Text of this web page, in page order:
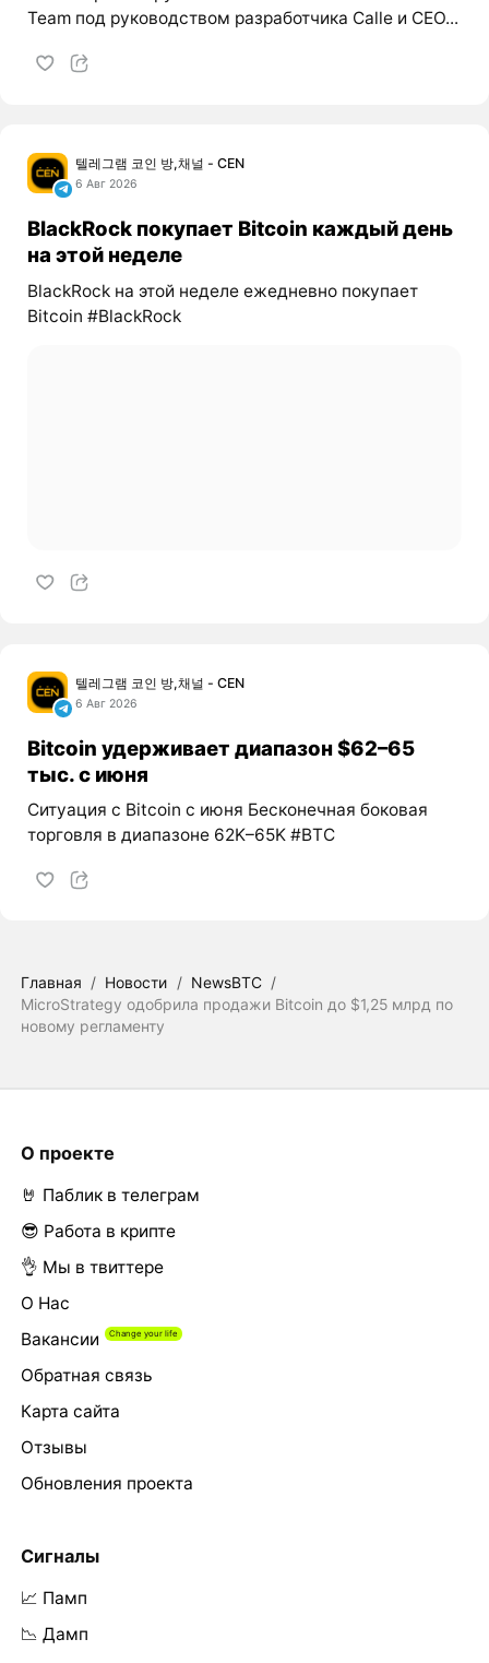
Team под руководством разработчика Calle и CEO...
텔레그램 코인 방,채널 - CEN
6 Авг 2026
BlackRock покупает Bitcoin каждый день
на этой неделе
BlackRock на этой неделе ежедневно покупает
Bitcoin #BlackRock
텔레그램 코인 방,채널 - CEN
6 Авг 2026
Bitcoin удерживает диапазон $62–65
тыс. с июня
Ситуация с Bitcoin с июня Бесконечная боковая
торговля в диапазоне 62K–65K #BTC
Главная / Новости / NewsBTC /
MicroStrategy одобрила продажи Bitcoin до $1,25 млрд по
новому регламенту
О проекте
🤘 Паблик в телеграм
😎 Работа в крипте
👌 Мы в твиттере
О Нас
Вакансии
Обратная связь
Карта сайта
Отзывы
Обновления проекта
Сигналы
📈 Памп
📉 Дамп